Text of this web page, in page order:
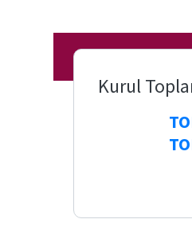
Etkinlikler
Bologna Kurul